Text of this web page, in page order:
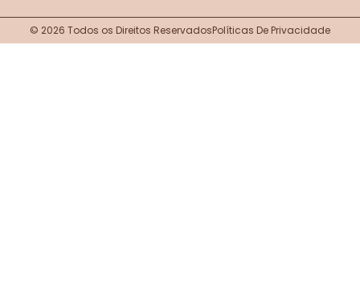
© 2026 Todos os Direitos ReservadosPolíticas De Privacidade